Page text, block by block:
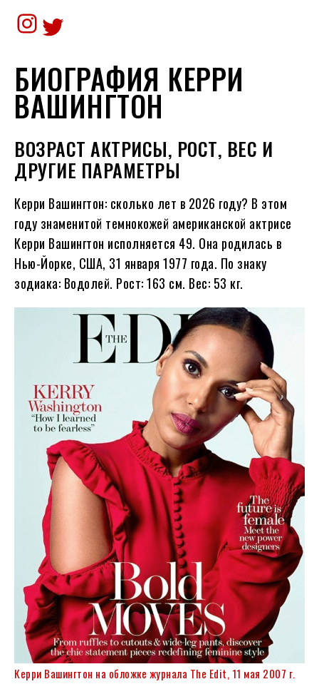
Instagram Twitter
БИОГРАФИЯ КЕРРИ
ВАШИНГТОН
ВОЗРАСТ АКТРИСЫ, РОСТ, ВЕС И
ДРУГИЕ ПАРАМЕТРЫ
Керри Вашингтон: сколько лет в 2026 году? В этом
году знаменитой темнокожей американской актрисе
Керри Вашингтон исполняется 49. Она родилась в
Нью-Йорке, США, 31 января 1977 года. По знаку
зодиака: Водолей. Рост: 163 см. Вес: 53 кг.
Керри Вашингтон на обложке журнала The Edit, 11 мая 2007 г.